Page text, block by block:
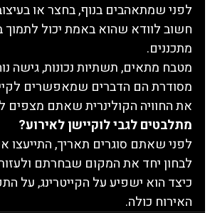
לפני שמתאהבים בנוף, בחצר או
חשוב לוודא שהוא באמת יכול
מתכננים.
מטבח מתאים, תשתיות נכונות, גישה
מסודרת הם הדברים שמאפשרים
את החוויה הקולינרית שאתם מצפים
מתלבטים לגבי לוקיישן לאירוע?
לפני שאתם סוגרים תאריך, התייעצו
לבחון יחד את המקום שבחרתם
כיצד הוא ישפיע על הקייטרינג, על
האירוח כולה.